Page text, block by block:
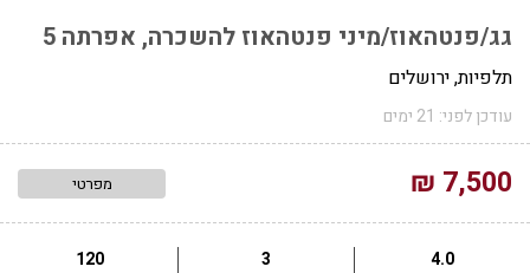
גג/פנטהאוז/מיני פנטהאוז להשכרה, אפרתה 5
תלפיות, ירושלים
עודכן לפני: 21 ימים
7,500 ₪ מפרטי
4.0
3
120